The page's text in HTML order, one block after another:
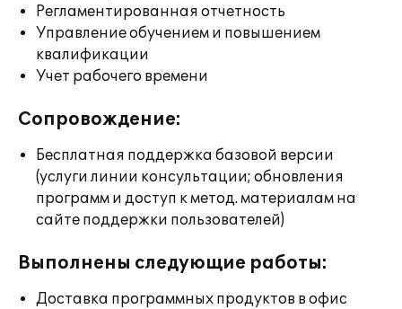
Регламентированная отчетность
Управление обучением и повышением
квалификации
Учет рабочего времени
Сопровождение:
Бесплатная поддержка базовой версии
(услуги линии консультации; обновления
программ и доступ к метод. материалам на
сайте поддержки пользователей)
Выполнены следующие работы:
Доставка программных продуктов в офис